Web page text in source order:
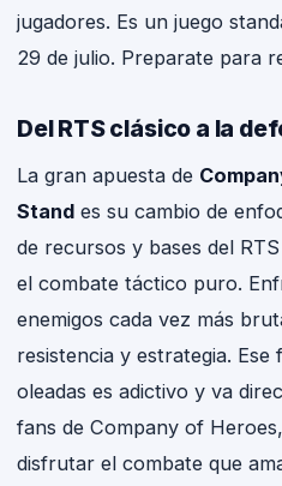
jugadores. Es un juego
29 de julio. Preparate para
Del RTS clásico a la
La gran apuesta de
Stand es su cambio de
de recursos y bases del
el combate táctico puro.
enemigos cada vez más
resistencia y estrategia.
oleadas es adictivo y va
fans de Company of
disfrutar el combate que